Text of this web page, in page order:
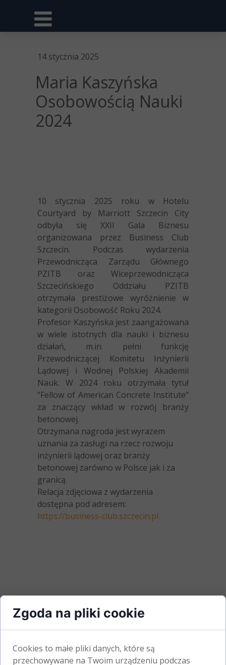
14 stycznia 2025
Maria Kaszyńska
Osobowością Nauki
2024
10 stycznia 2025 roku w Hotelu
Courtyard by Marriott Szczecin City
odbyła się XXII Gala Biznesu
organizowana przez Business Club
Szczecin. Podczas wydarzenia
Przewodnicząca Zarządu Głównego
PZITB oraz Wiceprzewodnicząca
Szczecińskiego Oddziału PZITB
otrzymała prestiżowe wyróżnienie w
kategorii Osobowość Roku 2024.
Profesor Kaszyńska jest zaangażowana
w wiele istotnych dla nauki i biznesu
działań, m.in. pełni funkcję
Przewodniczącej Komitetu Inżynierii
Lądowej i Wodnej Polskiej Akademii
Nauk. W 2024 roku otrzymała tytuł
"Fellow of American Concrete Institute"
za znaczący wkład w rozwój branży
betonowej.
Otrzymana nagroda jest wyrazem
uznania za zasługi na rzecz rozwoju
inżynierii lądowej oraz branży
betonowej zarówno w Polsce jak i za
granicą.
Relacja zdjęciowa z wydarzenia
dostępna pod adresem:
https://business-club.szczecin.pl
Zgoda na pliki cookie
Cookies to małe pliki danych, które są
przechowywane na Twoim urządzeniu podczas